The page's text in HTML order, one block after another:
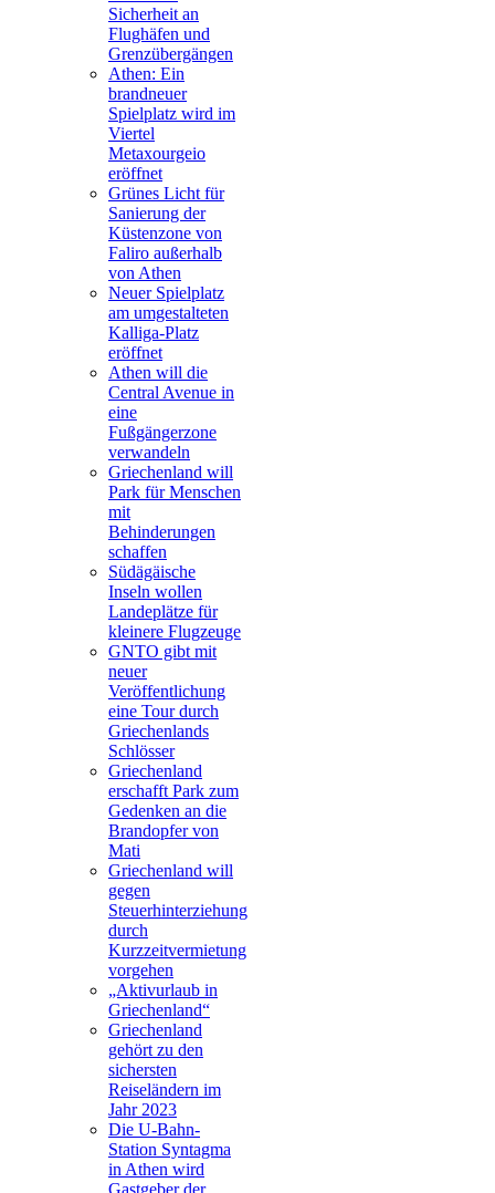
Sicherheit an
Flughäfen und
Grenzübergängen
Athen: Ein
brandneuer
Spielplatz wird im
Viertel
Metaxourgeio
eröffnet
Grünes Licht für
Sanierung der
Küstenzone von
Faliro außerhalb
von Athen
Neuer Spielplatz
am umgestalteten
Kalliga-Platz
eröffnet
Athen will die
Central Avenue in
eine
Fußgängerzone
verwandeln
Griechenland will
Park für Menschen
mit
Behinderungen
schaffen
Südägäische
Inseln wollen
Landeplätze für
kleinere Flugzeuge
GNTO gibt mit
neuer
Veröffentlichung
eine Tour durch
Griechenlands
Schlösser
Griechenland
erschafft Park zum
Gedenken an die
Brandopfer von
Mati
Griechenland will
gegen
Steuerhinterziehung
durch
Kurzzeitvermietung
vorgehen
„Aktivurlaub in
Griechenland“
Griechenland
gehört zu den
sichersten
Reiseländern im
Jahr 2023
Die U-Bahn-
Station Syntagma
in Athen wird
Gastgeber der